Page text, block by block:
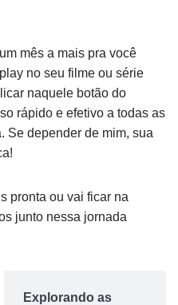
mês a mais pra você
no seu filme ou série
naquele botão do
rápido e efetivo a todas as
Se depender de mim, sua
pronta ou vai ficar na
junto nessa jornada
Explorando as